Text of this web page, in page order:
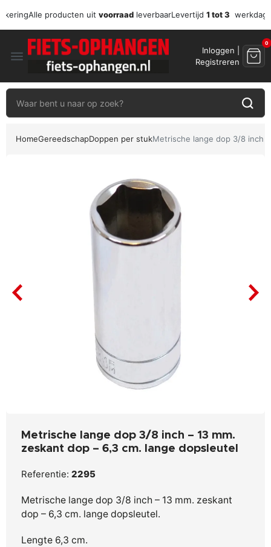
Alle producten uit voorraad leverbaarLevertijd 1 tot 3
menu
Inloggen |
Registreren
0
HomeGereedschapDoppen per stukMetrische lange dop 3/8 inch
Metrische lange dop 3/8 inch – 13 mm.
zeskant dop – 6,3 cm. lange dopsleutel
Referentie: 2295
Metrische lange dop 3/8 inch – 13 mm. zeskant
dop – 6,3 cm. lange dopsleutel.
Lengte 6,3 cm.